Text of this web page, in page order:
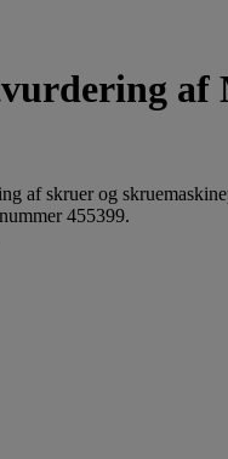
af
skruer og
455399.